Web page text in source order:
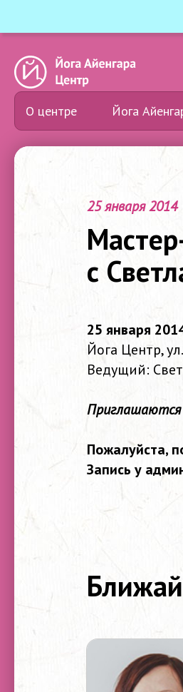
О центре Йога
25 января 2014
с
25 января
Йога Центр,
Ведущий:
Приглашаются
Пожалуйста,
Запись у